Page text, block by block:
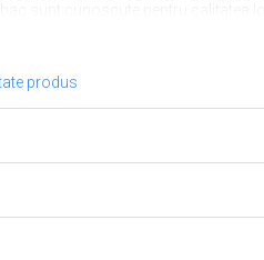
foarte bine la uzura. Materialul
astfel incat vei putea folosi
în același timp pielea să respire;
în timp;
produs